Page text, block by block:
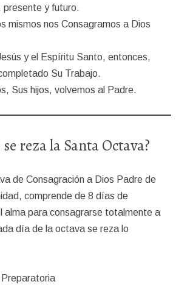
presente y futuro.
mismos nos Consagramos a Dios
y el Espíritu Santo, entonces,
Su Trabajo.
Sus hijos, volvemos al Padre.
reza la Santa Octava?
de Consagración a Dios Padre de
comprende de 8 días de
alma para consagrarse totalmente a
día de la octava se reza lo
Preparatoria